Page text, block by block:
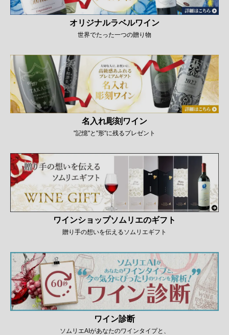
オリジナルラベルワイン
世界でたった一つの贈り物
名入れ彫刻ワイン
"記憶"と"形"に残るプレゼント
ワインショップソムリエのギフト
贈り手の想いを伝えるソムリエギフト
ワイン診断
ソムリエAIがあなたのワインタイプと、